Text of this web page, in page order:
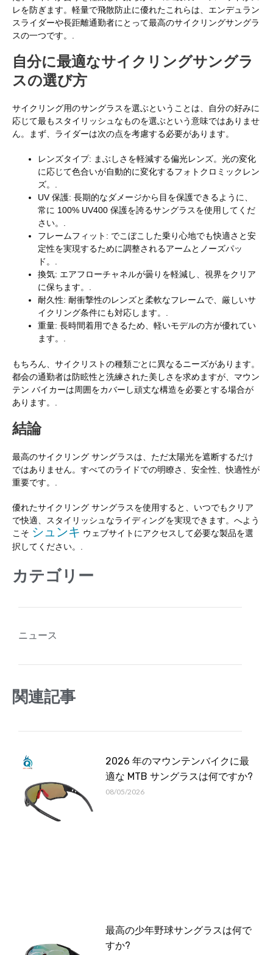
レを防ぎます。軽量で飛散防止に優れたこれらは、エンデュラン
スライダーや長距離通勤者にとって最高のサイクリングサングラ
スの一つです。.
自分に最適なサイクリングサングラ
スの選び方
サイクリング用のサングラスを選ぶということは、自分の好みに
応じて最もスタイリッシュなものを選ぶという意味ではありませ
ん。まず、ライダーは次の点を考慮する必要があります。
レンズタイプ: まぶしさを軽減する偏光レンズ。光の変化
に応じて色合いが自動的に変化するフォトクロミックレン
ズ。.
UV 保護: 長期的なダメージから目を保護できるように、
常に 100% UV400 保護を誇るサングラスを使用してくだ
さい。.
フレームフィット: でこぼこした乗り心地でも快適さと安
定性を実現するために調整されるアームとノーズパッ
ド。.
換気: エアフローチャネルが曇りを軽減し、視界をクリア
に保ちます。.
耐久性: 耐衝撃性のレンズと柔軟なフレームで、厳しいサ
イクリング条件にも対応します。.
重量: 長時間着​​用できるため、軽いモデルの方が優れてい
ます。.
もちろん、サイクリストの種類ごとに異なるニーズがあります。
都会の通勤者は防眩性と洗練された美しさを求めますが、マウン
テン バイカーは周囲をカバーし頑丈な構造を必要とする場合が
あります。.
結論
最高のサイクリング サングラスは、ただ太陽光を遮断するだけ
ではありません。すべてのライドでの明瞭さ、安全性、快適性が
重要です。.
優れたサイクリング サングラスを使用すると、いつでもクリア
で快適、スタイリッシュなライディングを実現できます。へよう
こそ シュンキ ウェブサイトにアクセスして必要な製品を選
択してください。.
カテゴリー
ニュース
関連記事
2026 年のマウンテンバイクに最
適な MTB サングラスは何ですか?
08/05/2026
最高の少年野球サングラスは何で
すか?